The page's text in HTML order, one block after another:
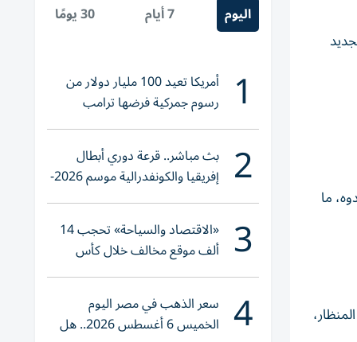
ما
اليوم 7 أيام 30 يومًا
1 أمريكا تعيد 100 مليار دولار من
رسوم جمركية فرضها ترامب
2 بث مباشر.. قرعة دوري أبطال
إفريقيا والكونفدرالية موسم 2026-
2027
3 «الاقتصاد والسياحة» تحجب 14
ألف موقع مخالف خلال كأس
العالم 2026
4 سعر الذهب في مصر اليوم
الخميس 6 أغسطس 2026.. هل